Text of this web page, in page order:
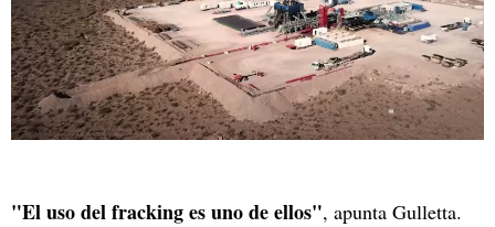
"El uso del fracking es uno de ellos", apunta Gulletta.